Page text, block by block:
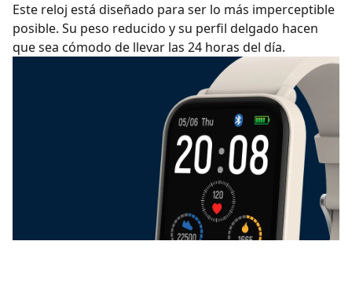
Este reloj está diseñado para ser lo más imperceptible
posible. Su peso reducido y su perfil delgado hacen
que sea cómodo de llevar las 24 horas del día.